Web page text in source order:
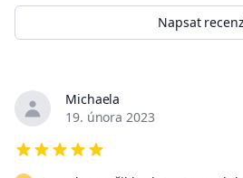
Napsat
Nedávné recenze
Michaela
19. února 2023